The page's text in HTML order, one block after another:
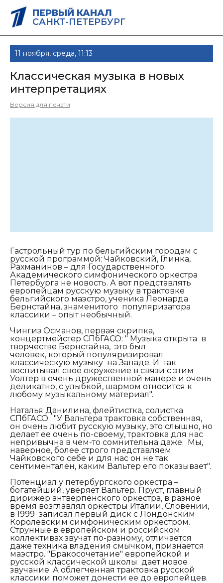
ПЕРВЫЙ КАНАЛ
САНКТ-ПЕТЕРБУРГ
11 ноября, среда, 11:13
Классическая музыка в новых
интерпретациях
Версия для печати
Гастрольный тур по бельгийским городам с
русской программой: Чайковский, Глинка,
Рахманинов – для Государственного
Академического симфонического оркестра
Петербурга не новость. А вот представлять
европейцам русскую музыку в трактовке
бельгийского маэстро, ученика Леонарда
Бернстайна, знаменитого популяризатора
классики – опыт необычный.
Чингиз Османов, первая скрипка,
концертмейстер СПбГАСО: " Музыка открыта в
творчестве Бернстайна, это был
человек, который популяризировал
классическую музыку на Западе. И так
воспитывал свое окружение в связи с этим
Уолтер в очень дружественной манере и очень
деликатно, с улыбкой, шармом относится к
любому музыкальному материал".
Наталья Данилина, флейтистка, солистка
СПбГАСО : "У Вальтера трактовка собственная,
он очень любит русскую музыку, это слышно, но
делает ее очень по-своему, трактовка для нас
непривычна в чем-то сомнительна даже. Мы,
наверное, более строго представляем
Чайковского себе и для нас он не так
сентиментален, каким Вальтер его показывает".
Потенциал у петербургского оркестра –
богатейший, уверяет Вальтер. Пруст, главный
дирижер антверпенского оркестра, в разное
время возглавлял оркестры Италии, Словении,
в 1999 записал первый диск с Лондонским
Королевским симфоническим оркестром.
Струнные в европейском и российском
коллективах звучат по-разному, отличается
даже техника владения смычком, признается
маэстро. "Бракосочетание" европейской и
русской классической школы дает новое
звучание. А облегченная трактовка русской
классики поможет донести ее до европейцев.